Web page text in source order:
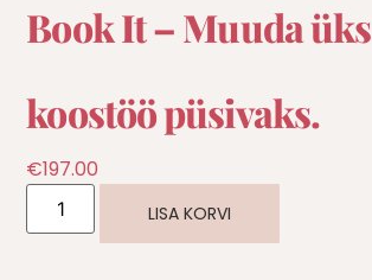
Book It – Muuda üks
koostöö püsivaks.
€197.00
LISA KORVI